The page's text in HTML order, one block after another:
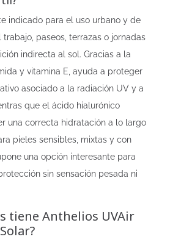
indicado para el uso urbano y de
paseos, terrazas o jornadas
indirecta al sol. Gracias a la
y vitamina E, ayuda a proteger
asociado a la radiación UV y a
que el ácido hialurónico
una correcta hidratación a lo largo
pieles sensibles, mixtas y con
una opción interesante para
sin sensación pesada ni
tiene Anthelios UVAir